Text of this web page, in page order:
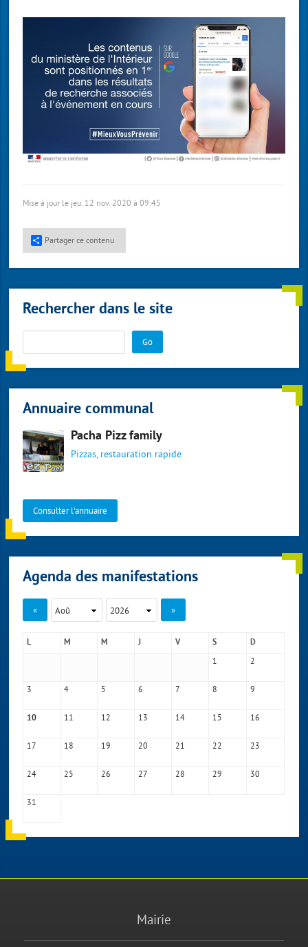
Mise à jour le jeu. 12 nov. 2020 à 09:45
Partager ce contenu
Rechercher dans le site
Go
Annuaire communal
Pacha Pizz family
Pizzas, restauration rapide
Consulter l'annuaire
Agenda des manifestations
« »
L M M J V S D
1 2
3 4 5 6 7 8 9
10 11 12 13 14 15 16
17 18 19 20 21 22 23
24 25 26 27 28 29 30
31
Mairie